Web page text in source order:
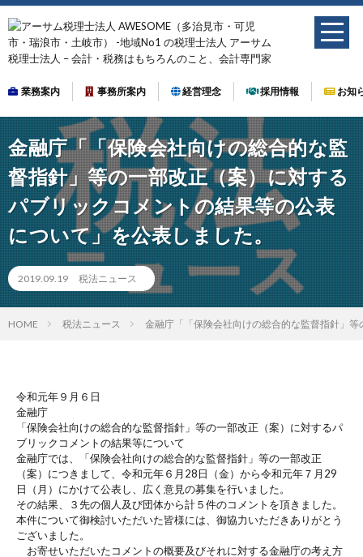
業務案内 事務所案内 経営理念 採用情報 お知
金融庁「「保険会社向けの総合的な監
督指針」等の一部改正（案）に対する
パブリックコメントの結果等の公表
について」を公表しました。
2019.09.19 税法ニュース
HOME 税法ニュース 金融庁「「保険会社向けの総合的な監督指針」
令和元年９月６日
金融庁
「保険会社向けの総合的な監督指針」等の一部改正（案）に対するパ
ブリックコメントの結果等について
金融庁では、「保険会社向けの総合的な監督指針」等の一部改正
（案）につきまして、令和元年６月28日（金）から令和元年７月29
日（月）にかけて公表し、広く意見の募集を行いました。
その結果、３先の個人及び団体から計５件のコメントを頂きました。
本件について御検討いただいた皆様には、御協力いただきありがとう
ございました。
お寄せいただいたコメントの概要及びそれに対する金融庁の考え方